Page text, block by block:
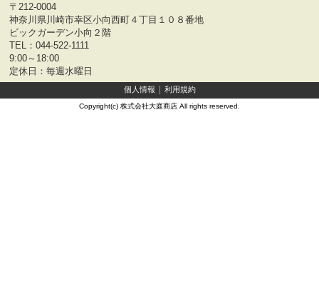
〒212-0004
神奈川県川崎市幸区小向西町４丁目１０８番地
ビックガーデン小向２階
TEL： 044-522-1111
9:00～18:00
定休日：毎週水曜日
個人情報 利用規約
Copyright(c) 株式会社大庭商店 All rights reserved.